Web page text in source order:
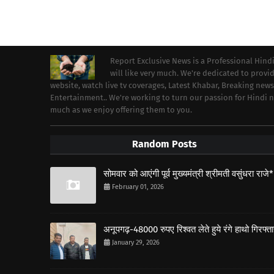
Report Exclusive News is a Professional
will like very much. We're dedicated to
website, watch live tv coverages, Latest Khabar, Breaking
Entertainment.. We're working to turn our passion for Hindi
much as we enjoy offering them to you.
Random Posts
सोमवार को आएंगी पूर्व मुख्यमंत्री श्रीमती वसुंधरा राजे*
February 01, 2026
अनूपगढ़-48000 रुपए रिश्वत लेते हुये रंगे हाथो
January 29, 2026